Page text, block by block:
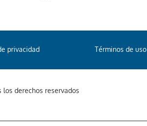
privacidad Términos de uso
derechos reservados